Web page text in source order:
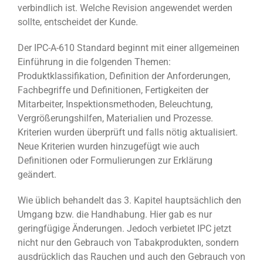
verbindlich ist. Welche Revision angewendet werden
sollte, entscheidet der Kunde.
Der IPC-A-610 Standard beginnt mit einer allgemeinen
Einführung in die folgenden Themen:
Produktklassifikation, Definition der Anforderungen,
Fachbegriffe und Definitionen, Fertigkeiten der
Mitarbeiter, Inspektionsmethoden, Beleuchtung,
Vergrößerungshilfen, Materialien und Prozesse.
Kriterien wurden überprüft und falls nötig aktualisiert.
Neue Kriterien wurden hinzugefügt wie auch
Definitionen oder Formulierungen zur Erklärung
geändert.
Wie üblich behandelt das 3. Kapitel hauptsächlich den
Umgang bzw. die Handhabung. Hier gab es nur
geringfügige Änderungen. Jedoch verbietet IPC jetzt
nicht nur den Gebrauch von Tabakprodukten, sondern
ausdrücklich das Rauchen und auch den Gebrauch von